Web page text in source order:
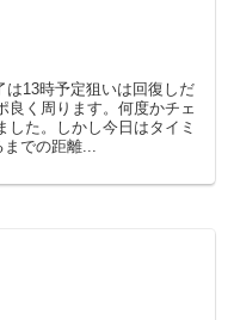
は13時予定狙いは回復しだ
良く周ります。何度かチェ
た。しかし今日はタイミ
での距離...